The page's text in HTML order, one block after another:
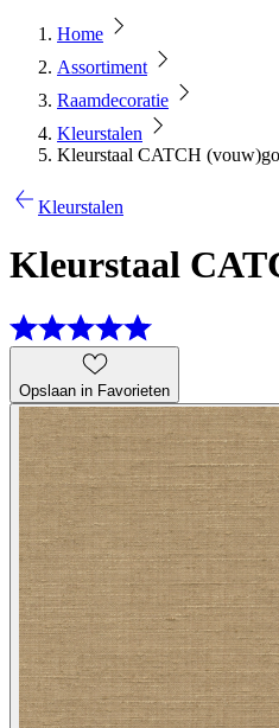
Home
Assortiment
Raamdecoratie
Kleurstalen
Kleurstaal CATCH
Kleurstalen
Kleurstaal
Opslaan in Favorieten